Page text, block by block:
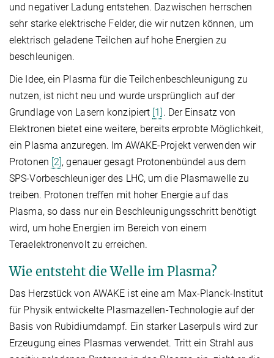
und negativer Ladung entstehen. Dazwischen herrschen
sehr starke elektrische Felder, die wir nutzen können, um
elektrisch geladene Teilchen auf hohe Energien zu
beschleunigen.
Die Idee, ein Plasma für die Teilchenbeschleunigung zu
nutzen, ist nicht neu und wurde ursprünglich auf der
Grundlage von Lasern konzipiert [1] . Der Einsatz von
Elektronen bietet eine weitere, bereits erprobte Möglichkeit,
ein Plasma anzuregen. Im AWAKE-Projekt verwenden wir
Protonen [2], genauer gesagt Protonenbündel aus dem
SPS-Vorbeschleuniger des LHC, um die Plasmawelle zu
treiben. Protonen treffen mit hoher Energie auf das
Plasma, so dass nur ein Beschleunigungsschritt benötigt
wird, um hohe Energien im Bereich von einem
Teraelektronenvolt zu erreichen.
Wie entsteht die Welle im Plasma?
Das Herzstück von AWAKE ist eine am Max-Planck-Institut
für Physik entwickelte Plasmazellen-Technologie auf der
Basis von Rubidiumdampf. Ein starker Laserpuls wird zur
Erzeugung eines Plasmas verwendet. Tritt ein Strahl aus